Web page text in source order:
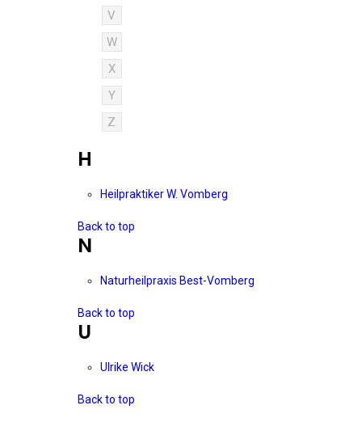
V
W
X
Y
Z
H
Heilpraktiker W. Vomberg
Back to top
N
Naturheilpraxis Best-Vomberg
Back to top
U
Ulrike Wick
Back to top